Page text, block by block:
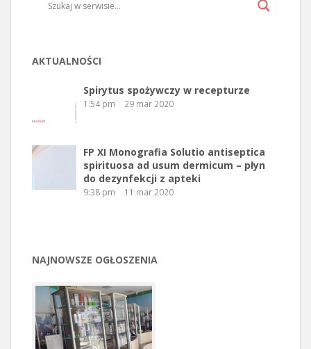
AKTUALNOŚCI
Spirytus spożywczy w recepturze
1:54 pm 29 mar 2020
FP XI Monografia Solutio antiseptica
spirituosa ad usum dermicum – płyn
do dezynfekcji z apteki
9:38 pm 11 mar 2020
NAJNOWSZE OGŁOSZENIA